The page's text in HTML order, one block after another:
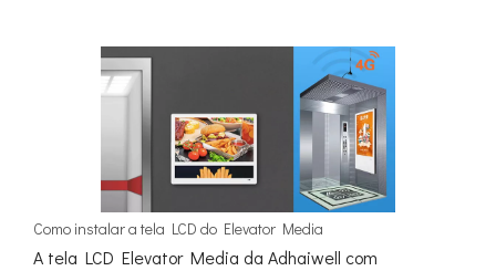
Como instalar a tela LCD do Elevator Media
A tela LCD Elevator Media da Adhaiwell com